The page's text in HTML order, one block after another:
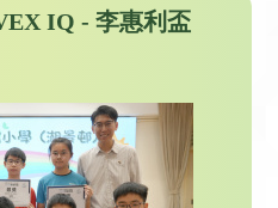
IQ - 李惠利盃